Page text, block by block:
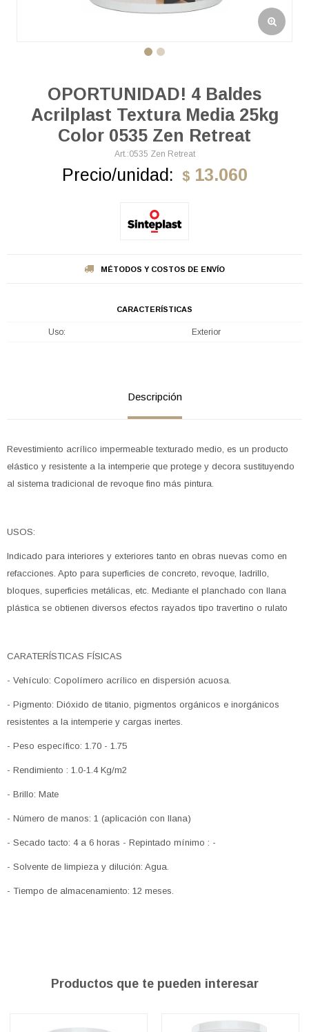
OPORTUNIDAD! 4 Baldes
Acrilplast Textura Media 25kg
Color 0535 Zen Retreat
0535 Zen Retreat
Precio/unidad: $ 13.060
MÉTODOS Y COSTOS DE ENVÍO
CARACTERÍSTICAS
Uso Exterior
Descripción
Revestimiento acrílico impermeable texturado medio, es un producto
elástico y resistente a la intemperie que protege y decora sustituyendo
al sistema tradicional de revoque fino más pintura.
USOS:
Indicado para interiores y exteriores tanto en obras nuevas como en
refacciones. Apto para superficies de concreto, revoque, ladrillo,
bloques, superficies metálicas, etc. Mediante el planchado con llana
plástica se obtienen diversos efectos rayados tipo travertino o rulato
CARATERÍSTICAS FÍSICAS
- Vehículo: Copolímero acrílico en dispersión acuosa.
- Pigmento: Dióxido de titanio, pigmentos orgánicos e inorgánicos
resistentes a la intemperie y cargas inertes.
- Peso específico: 1.70 - 1.75
- Rendimiento : 1.0-1.4 Kg/m2
- Brillo: Mate
- Número de manos: 1 (aplicación con llana)
- Secado tacto: 4 a 6 horas - Repintado mínimo : -
- Solvente de limpieza y dilución: Agua.
- Tiempo de almacenamiento: 12 meses.
Productos que te pueden interesar